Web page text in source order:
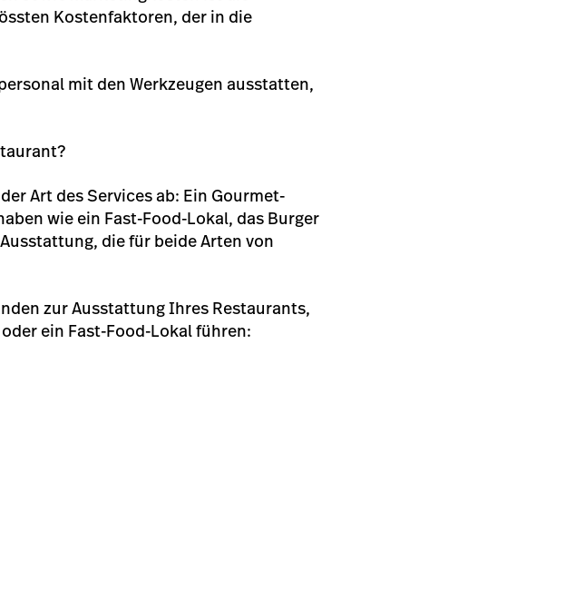
Kostenfaktoren, der in die
mit den Werkzeugen ausstatten,
Art des Services ab: Ein Gourmet-
wie ein Fast-Food-Lokal, das Burger
die für beide Arten von
zur Ausstattung Ihres Restaurants,
ein Fast-Food-Lokal führen: